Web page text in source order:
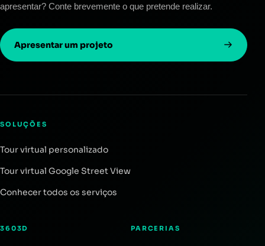
apresentar? Conte brevemente o que pretende realizar.
Apresentar um projeto
SOLUÇÕES
Tour virtual personalizado
Tour virtual Google Street View
Conhecer todos os serviços
3603D PARCERIAS